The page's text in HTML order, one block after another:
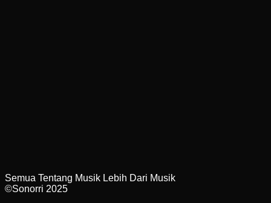
Semua Tentang Musik Lebih Dari Musik
©Sonorri 2025